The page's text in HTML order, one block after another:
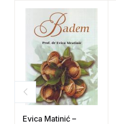
Evica Matinić –